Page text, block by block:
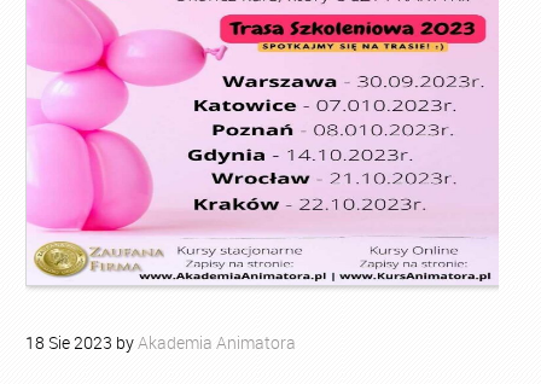
18 Sie2023 byAkademia Animatora